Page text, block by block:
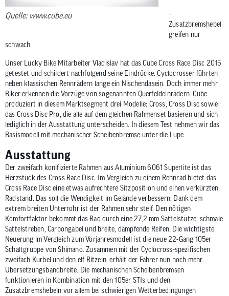
gelangen.
Benutzer
können
Touch-
und
Quelle: www.cube.eu
–
Zusatzbremshebel
greifen nur
schwach
Unser Lucky Bike Mitarbeiter Vladislav hat das Cube Cross Race Disc 2015
getestet und schildert nachfolgend seine Eindrücke. Cyclocrosser führten
neben klassischen Rennrädern lange ein Nischendasein. Doch immer mehr
Biker erkennen die Vorzüge von sogenannten Querfeldeinrädern. Cube
produziert in diesem Marktsegment drei Modelle: Cross, Cross Disc sowie
das Cross Disc Pro, die alle auf dem gleichen Rahmenset basieren und sich
lediglich in der Ausstattung unterscheiden. In diesem Test nehmen wir das
Basismodell mit mechanischer Scheibenbremse unter die Lupe.
Ausstattung
Der zweifach konifizierte Rahmen aus Aluminium 6061 Superlite ist das
Herzstück des Cross Race Disc. Im Vergleich zu einem Rennrad bietet das
Cross Race Disc eine etwas aufrechtere Sitzposition und einen verkürzten
Radstand. Das soll die Wendigkeit im Gelände verbessern. Dank dem
extrem breiten Unterrohr ist der Rahmen sehr steif. Den nötigen
Komfortfaktor bekommt das Rad durch eine 27,2 mm Sattelstütze, schmale
Sattelstreben, Carbongabel und breite, dämpfende Reifen. Die wichtigste
Neuerung im Vergleich zum Vorjahresmodell ist die neue 22-Gang 105er
Schaltgruppe von Shimano. Zusammen mit der Cyclocross-spezifischen
zweifach Kurbel und den elf Ritzeln, erhält der Fahrer nun noch mehr
Übersetzungsbandbreite. Die mechanischen Scheibenbremsen
funktionieren in Kombination mit den 105er STIs und den
Zusatzbremshebeln vor allem bei schwierigen Wetterbedingungen